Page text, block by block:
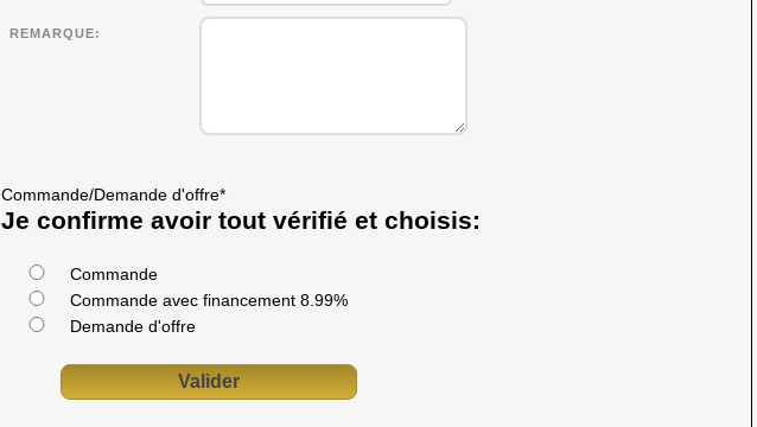
REMARQUE
Commande/Demande d'offre*
Je confirme avoir tout vérifié et choisis:
Commande
Commande avec financement 8.99%
Demande d'offre